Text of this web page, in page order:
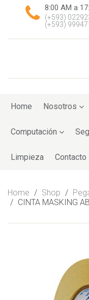
8:00 AM a
(+593)
(+593)
toHome Nosotros
Computación
Limpieza Contacto
Home / Shop /
/ CINTA MASKING